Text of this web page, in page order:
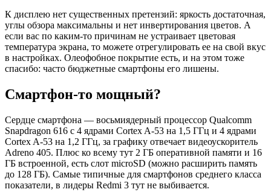
К дисплею нет существенных претензий: яркость достаточная,
углы обзора максимальны и нет инвертирования цветов. А
если вас по каким-то причинам не устраивает цветовая
температура экрана, то можете отрегулировать ее на свой вкус
в настройках. Олеофобное покрытие есть, и на этом тоже
спасибо: часто бюджетные смартфоны его лишены.
Смартфон-то мощный?
Сердце смартфона — восьмиядерный процессор Qualcomm
Snapdragon 616 с 4 ядрами Cortex A-53 на 1,5 ГГц и 4 ядрами
Cortex A-53 на 1,2 ГГц, за графику отвечает видеоускоритель
Adreno 405. Плюс ко всему тут 2 ГБ оперативной памяти и 16
ГБ встроенной, есть слот microSD (можно расширить память
до 128 ГБ). Самые типичные для смартфонов среднего класса
показатели, в лидеры Redmi 3 тут не выбивается.